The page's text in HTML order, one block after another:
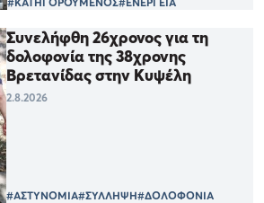
Συνελήφθη 26χρονος για τη
δολοφονία της 38χρονης
Βρετανίδας στην Κυψέλη
2.8.2026
#ΑΣΤΥΝΟΜΙΑ#ΣΥΛΛΗΨΗ#ΔΟΛΟΦΟΝΙΑ